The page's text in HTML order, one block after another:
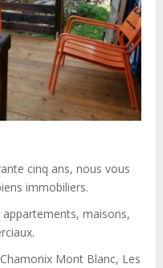
cinq ans, nous vous
immobiliers.
maisons,
Mont Blanc, Les